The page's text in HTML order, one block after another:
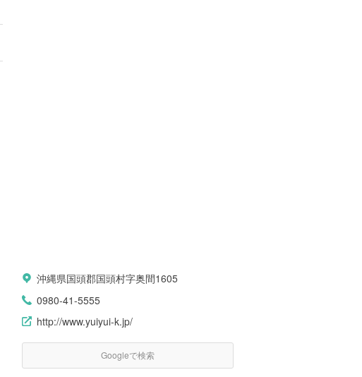
沖縄県国頭郡国頭村字奥間1605
0980-41-5555
http://www.yuiyui-k.jp/
Googleで検索